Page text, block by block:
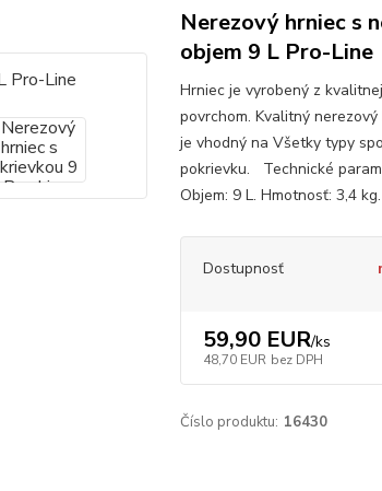
Nerezový hrniec s
objem 9 L Pro-Line
Hrniec je vyrobený z
povrchom. Kvalitný
je vhodný na Všetky typy
pokrievku. Technické
Objem: 9 L. Hmotnosť: 3,4 kg.
Dostupnosť
59,90 EUR/ks
48,70 EUR bez DPH
Číslo produktu: 16430